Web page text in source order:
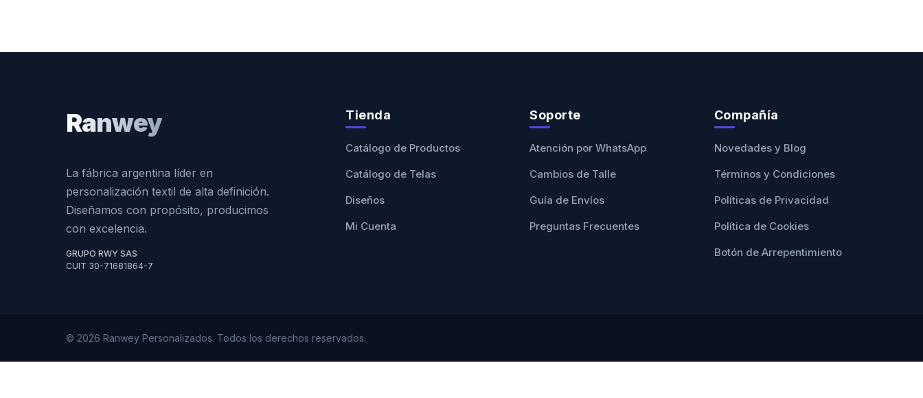
Ranwey
La fábrica argentina líder en
personalización textil de alta definición.
Diseñamos con propósito, producimos
con excelencia.
GRUPO RWY SAS
CUIT 30-71681864-7
Tienda
Catálogo de Productos
Catálogo de Telas
Diseños
Mi Cuenta
Soporte
Atención por WhatsApp
Cambios de Talle
Guía de Envíos
Preguntas Frecuentes
Compañía
Novedades y Blog
Términos y Condiciones
Políticas de Privacidad
Política de Cookies
Botón de Arrepentimiento
© 2026 Ranwey Personalizados. Todos los derechos reservados.